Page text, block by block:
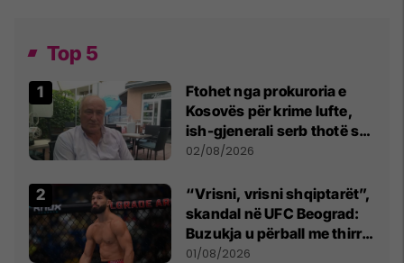
Top 5
Ftohet nga prokuroria e
Kosovës për krime lufte,
ish-gjenerali serb thotë se
dikush e tradhtoi në
02/08/2026
“Vrisni, vrisni shqiptarët”,
skandal në UFC Beograd:
Buzukja u përball me thirrje
anti-shqiptare nga
01/08/2026